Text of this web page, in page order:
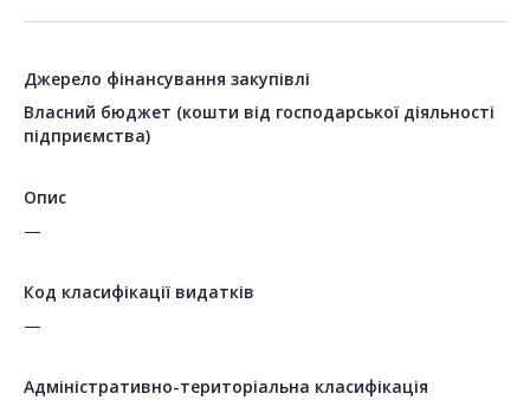
Джерело фінансування закупівлі
Власний бюджет (кошти від господарської діяльності
підприємства)
Опис
—
Код класифікації видатків
—
Адміністративно-територіальна класифікація